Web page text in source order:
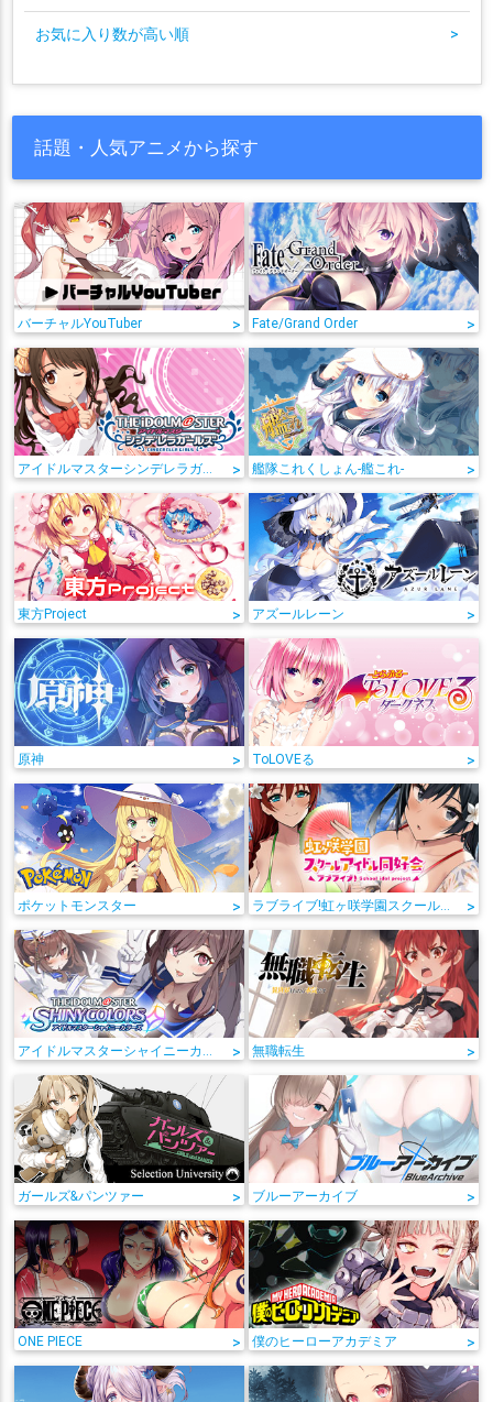
お気に入り数が高い順 >
話題・人気アニメから探す
バーチャルYouTuber > Fate/Grand Order >
アイドルマスターシンデレラガールズ > 艦隊これくしょん-艦これ- >
東方Project > アズールレーン >
原神 > ToLOVEる >
ポケットモンスター > >
> 無職転生 >
ガールズ&パンツァー > ブルーアーカイブ >
ONE PIECE > 僕のヒーローアカデミア >